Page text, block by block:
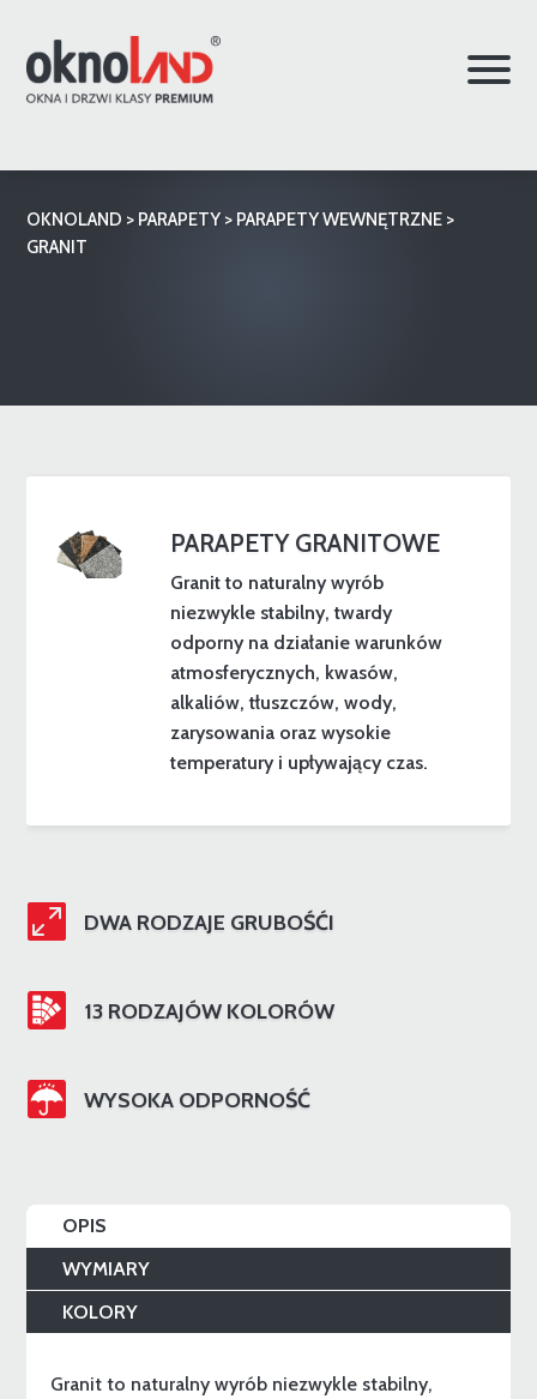
OKNOLAND > PARAPETY > PARAPETY WEWNĘTRZNE >
GRANIT
PARAPETY GRANITOWE
Granit to naturalny wyrób
niezwykle stabilny, twardy
odporny na działanie warunków
atmosferycznych, kwasów,
alkaliów, tłuszczów, wody,
zarysowania oraz wysokie
temperatury i upływający czas.
 DWA RODZAJE GRUBOŚĆI
13 RODZAJÓW KOLORÓW
WYSOKA ODPORNOŚĆ
OPIS
WYMIARY
KOLORY
Granit to naturalny wyrób niezwykle stabilny,